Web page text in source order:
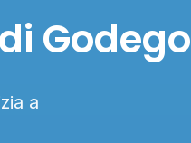
Godego
a